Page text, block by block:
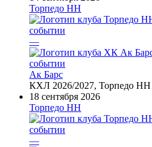
Торпедо НН
—
Ак Барс
КХЛ 2026/2027, Торпедо
18 сентября 2026
Торпедо НН
—